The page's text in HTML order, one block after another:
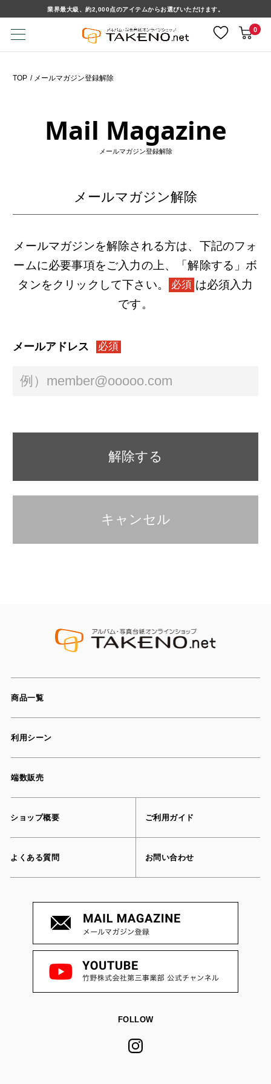
業界最大級、約2,000点のアイテムからお選びいただけます。
0
TOP メールマガジン登録解除
Mail Magazine
メールマガジン登録解除
メールマガジン解除
メールマガジンを解除される方は、下記のフォ
ームに必要事項をご入力の上、「解除する」ボ
タンをクリックして下さい。
必須 は必須入力
です。
メールアドレス 必須
キャンセル
解除する
商品一覧
利用シーン
端数販売
ショップ概要 ご利用ガイド
よくある質問 お問い合わせ
FOLLOW